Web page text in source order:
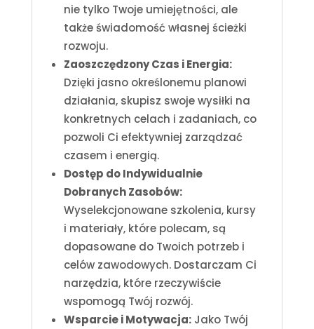
nie tylko Twoje umiejętności, ale
także świadomość własnej ścieżki
rozwoju.
Zaoszczędzony Czas i Energia:
Dzięki jasno określonemu planowi
działania, skupisz swoje wysiłki na
konkretnych celach i zadaniach, co
pozwoli Ci efektywniej zarządzać
czasem i energią.
Dostęp do Indywidualnie
Dobranych Zasobów:
Wyselekcjonowane szkolenia, kursy
i materiały, które polecam, są
dopasowane do Twoich potrzeb i
celów zawodowych. Dostarczam Ci
narzędzia, które rzeczywiście
wspomogą Twój rozwój.
Wsparcie i Motywacja:Jako Twój